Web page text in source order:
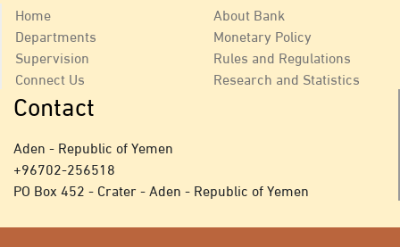
Home
Departments
Supervision
Connect Us
About Bank
Monetary Policy
Rules and Regulations
Research and Statistics
Contact
Aden - Republic of Yemen
+96702-256518
PO Box 452 - Crater - Aden - Republic of Yemen